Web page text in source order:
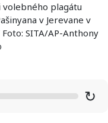
volebného plagátu
v Jerevane v
SITA/AP-Anthony
↻